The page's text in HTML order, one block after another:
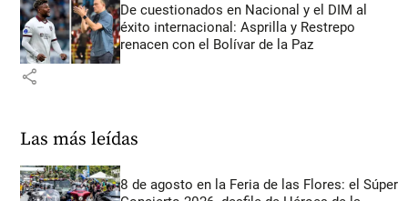
De cuestionados en Nacional y el DIM al
éxito internacional: Asprilla y Restrepo
renacen con el Bolívar de la Paz
share
Las más leídas
8 de agosto en la Feria de las Flores: el Súper